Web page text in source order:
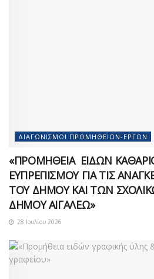
ΔΙΑΓΩΝΙΣΜΟΊ ΠΡΟΜΗΘΕΙΏΝ-ΈΡΓΩΝ
«ΠΡΟΜΗΘΕΙΑ ΕΙΔΩΝ
ΕΥΠΡΕΠΙΣΜΟΥ ΓΙΑ ΤΙΣ
ΤΟΥ ΔΗΜΟΥ ΚΑΙ ΤΩΝ
ΔΗΜΟΥ ΑΙΓΑΛΕΩ»
28 Ιουλίου 2026